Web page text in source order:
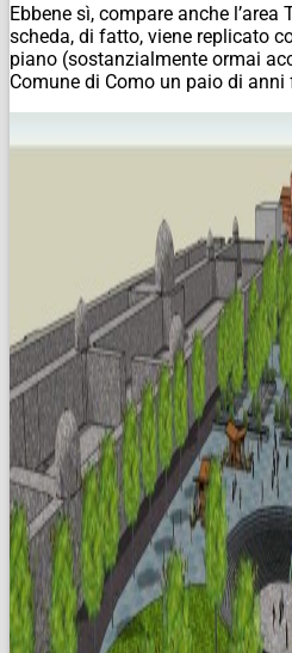
Ebbene sì, compare anche l’area
scheda, di fatto, viene replicato
piano (sostanzialmente ormai
Comune di Como un paio di anni